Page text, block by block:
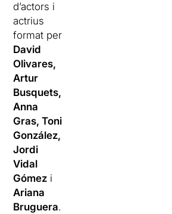
d’actors i
actrius
format per
David
Olivares,
Artur
Busquets,
Anna
Gras, Toni
González,
Jordi
Vidal
Gómez i
Ariana
Bruguera.